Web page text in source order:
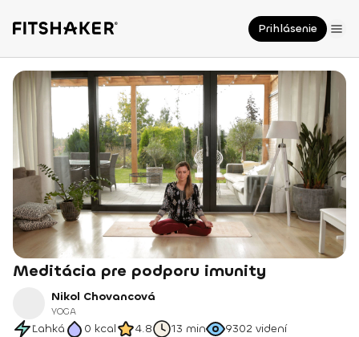
Prihlásenie
Meditácia pre podporu imunity
Nikol Chovancová
YOGA
Ľahká 0 kcal 4.8 13 min 9302 videní